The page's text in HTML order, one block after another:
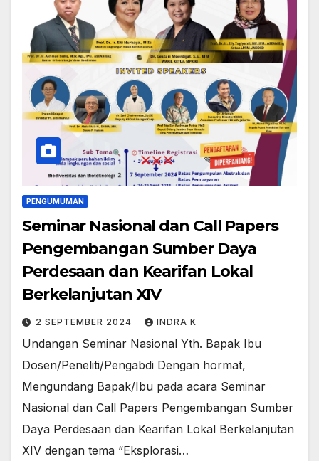
PENGUMUMAN
Seminar Nasional dan Call Papers
Pengembangan Sumber Daya
Perdesaan dan Kearifan Lokal
Berkelanjutan XIV
2 SEPTEMBER 2024 INDRA K
Undangan Seminar Nasional Yth. Bapak Ibu
Dosen/Peneliti/Pengabdi Dengan hormat,
Mengundang Bapak/Ibu pada acara Seminar
Nasional dan Call Papers Pengembangan Sumber
Daya Perdesaan dan Kearifan Lokal Berkelanjutan
XIV dengan tema “Eksplorasi…